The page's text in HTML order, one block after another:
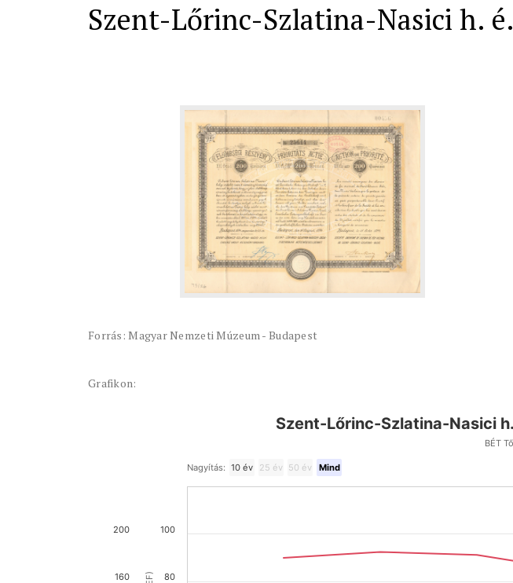
Szent-Lőrinc-Szlatina-Nasici h.
Forrás: Magyar Nemzeti Múzeum - Budapest
Grafikon:
Szent-Lőrinc-Szlatina-Nasici
BÉT
Nagyítás: 10 év 25 év 50 év Mind
80
100
160
200